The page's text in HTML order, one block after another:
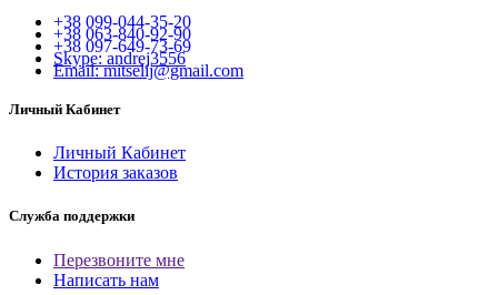
+38 099-044-35-20
+38 063-840-92-90
+38 097-649-73-69
Skype: andrej3556
Email: mitselij@gmail.com
Личный Кабинет
Личный Кабинет
История заказов
Служба поддержки
Перезвоните мне
Написать нам